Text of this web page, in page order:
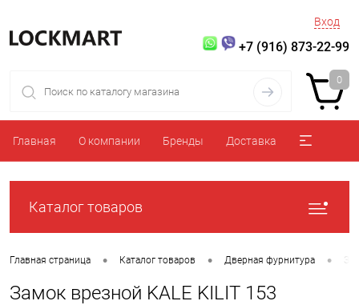
Вход
+7 (916) 873-22-99
0
Главная О компании Бренды Доставка
Каталог товаров
Главная страница • Каталог товаров • Дверная фурнитура •
Замок врезной KALE KILIT 153